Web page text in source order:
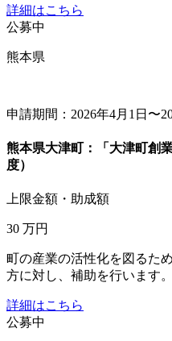
詳細はこちら
公募中
熊本県
申請期間：2026年4月1日〜
熊本県大津町：「大津町創
度）
上限金額・助成額
30 万円
町の産業の活性化を図るた
方に対し、補助を行います。
詳細はこちら
公募中